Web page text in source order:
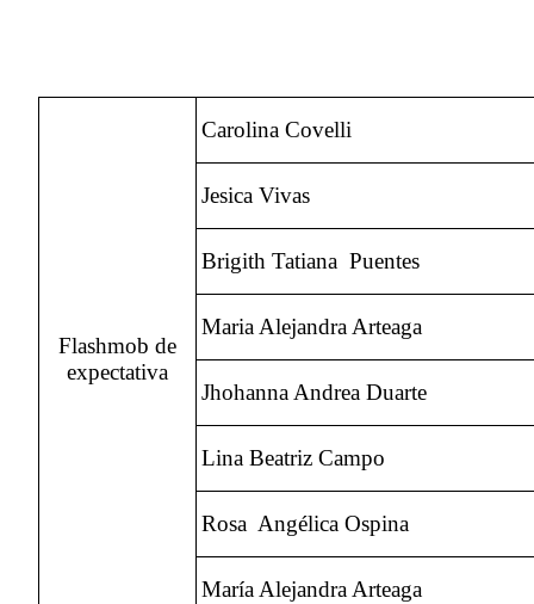
Flashmob de
expectativa
Carolina Covelli
Jesica Vivas
Brigith Tatiana Puentes
Maria Alejandra Arteaga
Jhohanna Andrea Duarte
Lina Beatriz Campo
Rosa Angélica Ospina
María Alejandra Arteaga